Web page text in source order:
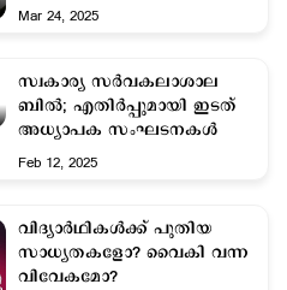
Mar 24, 2025
സ്വകാര്യ സർവകലാശാല
ബിൽ; എതിര്‍പ്പുമായി ഇടത്
അധ്യാപക സംഘടനകൾ
Feb 12, 2025
വിദ്യാര്‍ഥികള്‍ക്ക് പുതിയ
സാധ്യതകളോ? വൈകി വന്ന
വിവേകമോ?